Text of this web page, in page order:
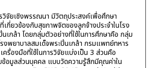
วิจัยเชิงพรรณนา มีวัตถุประสงค์เพื่อศึกษา
กี่ยวข้องกับสุขภาพจิตของลูกจ้างประจำในโรง
เกล้า โดยกลุ่มตัวอย่างที่ใช้ในการศึกษาคือ กลุ่ม
งพยาบาลสมเด็จพระปิ่นเกล้า กรมแพทย์ทหาร
ครื่องมือที่ใช้ในการวิจัยแบ่งเป็น 3 ส่วนคือ
อมูลส่วนบุคคล แบบวัดความรู้สึกมีคุณค่าใน